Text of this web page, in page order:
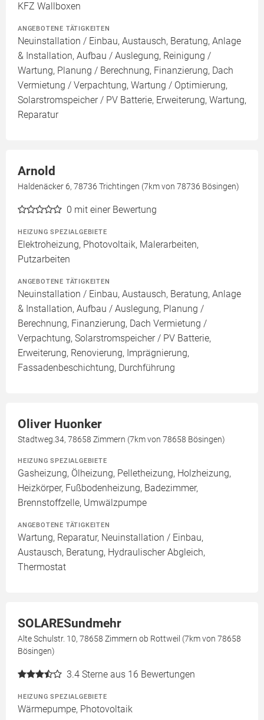
KFZ Wallboxen
ANGEBOTENE TÄTIGKEITEN
Neuinstallation / Einbau, Austausch, Beratung, Anlage
& Installation, Aufbau / Auslegung, Reinigung /
Wartung, Planung / Berechnung, Finanzierung, Dach
Vermietung / Verpachtung, Wartung / Optimierung,
Solarstromspeicher / PV Batterie, Erweiterung, Wartung,
Reparatur
Arnold
Haldenäcker 6, 78736 Trichtingen (7km von 78736 Bösingen)
0 mit einer Bewertung
HEIZUNG SPEZIALGEBIETE
Elektroheizung, Photovoltaik, Malerarbeiten,
Putzarbeiten
ANGEBOTENE TÄTIGKEITEN
Neuinstallation / Einbau, Austausch, Beratung, Anlage
& Installation, Aufbau / Auslegung, Planung /
Berechnung, Finanzierung, Dach Vermietung /
Verpachtung, Solarstromspeicher / PV Batterie,
Erweiterung, Renovierung, Imprägnierung,
Fassadenbeschichtung, Durchführung
Oliver Huonker
Stadtweg.34, 78658 Zimmern (7km von 78658 Bösingen)
HEIZUNG SPEZIALGEBIETE
Gasheizung, Ölheizung, Pelletheizung, Holzheizung,
Heizkörper, Fußbodenheizung, Badezimmer,
Brennstoffzelle, Umwälzpumpe
ANGEBOTENE TÄTIGKEITEN
Wartung, Reparatur, Neuinstallation / Einbau,
Austausch, Beratung, Hydraulischer Abgleich,
Thermostat
SOLARESundmehr
Alte Schulstr. 10, 78658 Zimmern ob Rottweil (7km von 78658
Bösingen)
3.4 Sterne aus 16 Bewertungen
HEIZUNG SPEZIALGEBIETE
Wärmepumpe, Photovoltaik